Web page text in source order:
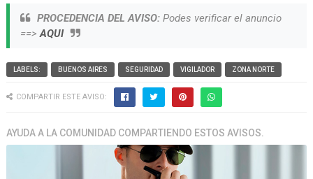
PROCEDENCIA DEL AVISO:Podes verificar el anuncio
==>AQUI
LABELS: BUENOS AIRES SEGURIDAD VIGILADOR ZONA NORTE
COMPARTIR ESTE AVISO:
AYUDA A LA COMUNIDAD COMPARTIENDO ESTOS AVISOS.